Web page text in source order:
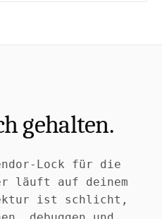
gehalten.
Lock für die
läuft auf deinem
ist schlicht,